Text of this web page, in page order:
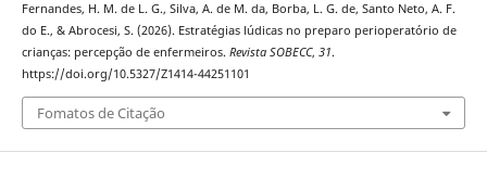
Fernandes, H. M. de L. G., Silva, A. de M. da, Borba, L. G. de, Santo Neto, A. F.
do E., & Abrocesi, S. (2026). Estratégias lúdicas no preparo perioperatório de
crianças: percepção de enfermeiros. Revista SOBECC, 31.
https://doi.org/10.5327/Z1414-44251101
Fomatos de Citação